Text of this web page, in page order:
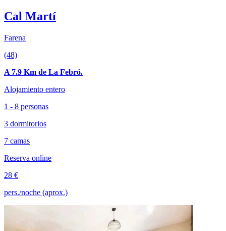
Cal Martí
Farena
(48)
A 7.9 Km de La Febró.
Alojamiento entero
1 - 8 personas
3 dormitorios
7 camas
Reserva online
28 €
pers./noche (aprox.)